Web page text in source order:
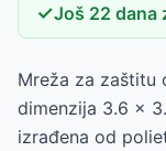
✓Još 22 dana
Mreža za zaštitu
dimenzija 3.6 x
izrađena od